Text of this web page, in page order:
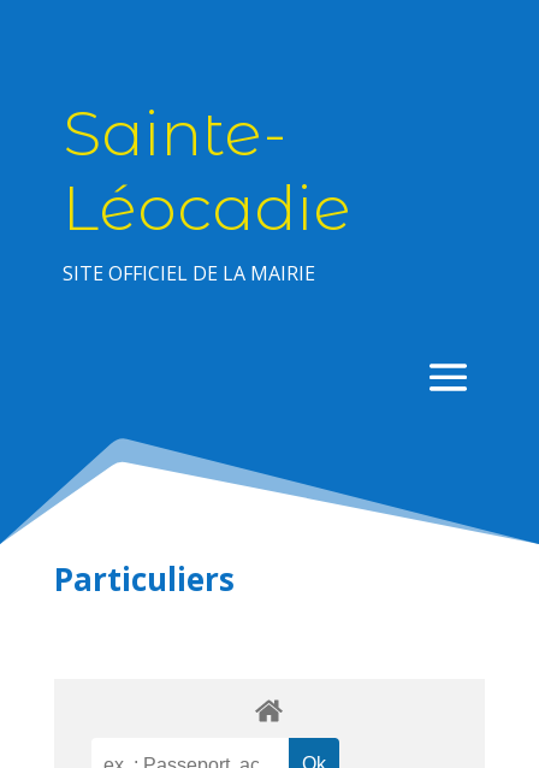
Sainte-
Léocadie
SITE OFFICIEL DE LA MAIRIE
Particuliers